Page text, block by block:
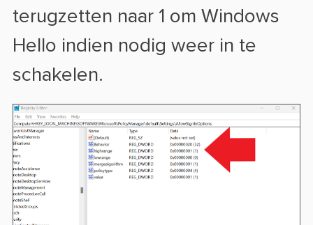
terugzetten naar 1 om Windows
Hello indien nodig weer in te
schakelen.